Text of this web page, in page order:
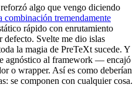
algo que vengo diciendo
combinación tremendamente
rápido con enrutamiento
defecto. Svelte me dio islas
la magia de PreTeXt sucede. Y
agnóstico al framework — encajó
o wrapper. Así es como deberían
se componen con cualquier cosa.